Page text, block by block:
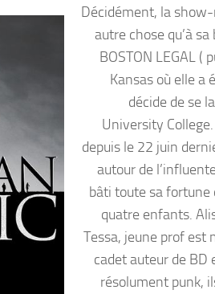
Décidément, la
autre chose qu’à
BOSTON LEGAL (
Kansas où elle a
décide de se
University
depuis le 22 juin
autour de
bâti toute sa fortune
quatre enfants.
Tessa, jeune prof est
cadet auteur de
résolument punk,